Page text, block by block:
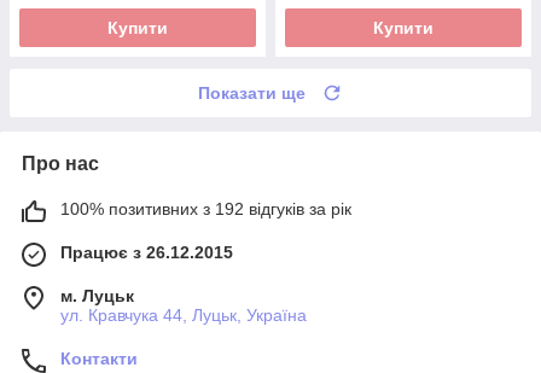
Купити Купити
Показати ще
Про нас
100% позитивних з 192 відгуків за рік
Працює з 26.12.2015
м. Луцьк
ул. Кравчука 44, Луцьк, Україна
Контакти